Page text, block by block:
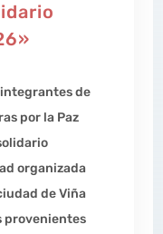
de
por la Paz
organizada
de Viña
provenientes